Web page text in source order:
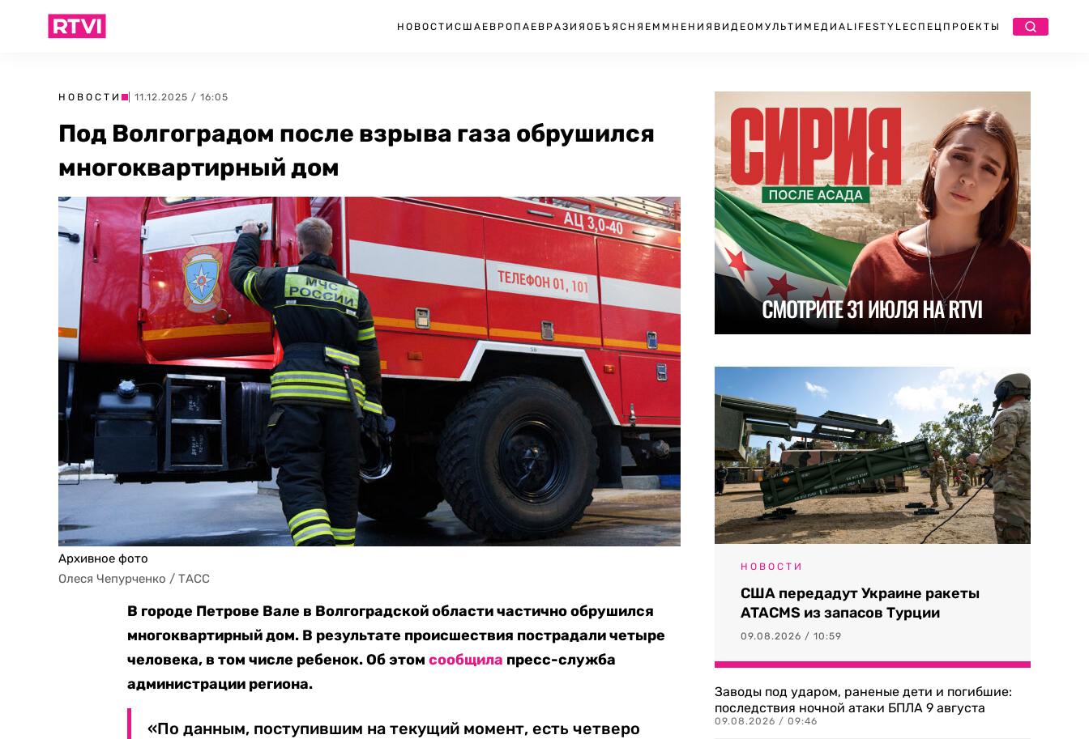
НОВОСТИ США ЕВРОПА ЕВРАЗИЯ ОБЪЯСНЯЕМ МНЕНИЯ ВИДЕО МУЛЬТИМЕДИА LIFESTYLEСПЕЦПРОЕКТЫ
НОВОСТИ | 11.12.2025 / 16:05
Под Волгоградом после взрыва газа обрушился
многоквартирный дом
Архивное фото
Олеся Чепурченко / ТАСС
В городе Петрове Вале в Волгоградской области частично обрушился
многоквартирный дом. В результате происшествия пострадали четыре
человека, в том числе ребенок. Об этомсообщила пресс-служба
администрации региона.
«По данным, поступившим на текущий момент, есть четверо
НОВОСТИ
США передадут Украине ракеты
ATACMS из запасов Турции
09.08.2026 / 10:59
Заводы под ударом, раненые дети и погибшие:
последствия ночной атаки БПЛА 9 августа
09.08.2026 / 09:46